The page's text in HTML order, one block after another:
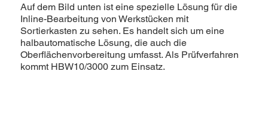
Auf dem Bild unten ist eine spezielle Lösung für die
Inline-Bearbeitung von Werkstücken mit
Sortierkasten zu sehen. Es handelt sich um eine
halbautomatische Lösung, die auch die
Oberflächenvorbereitung umfasst. Als Prüfverfahren
kommt HBW10/3000 zum Einsatz.